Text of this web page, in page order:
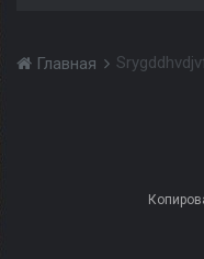
Главная